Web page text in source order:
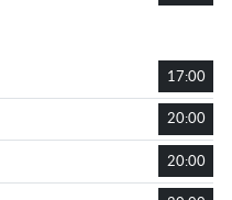
17:00
20:00
20:00